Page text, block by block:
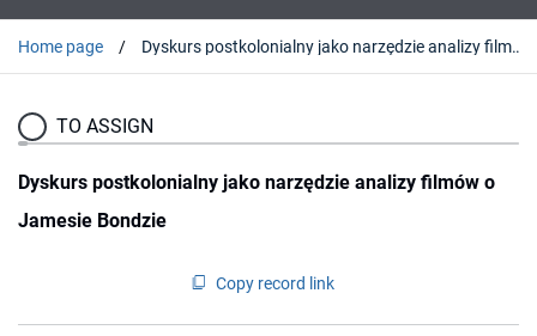
Home page Dyskurs postkolonialny jako narzędzie analizy filmów o Jamesie Bondzie
TO ASSIGN
Dyskurs postkolonialny jako narzędzie analizy filmów o
Jamesie Bondzie
Copy record link